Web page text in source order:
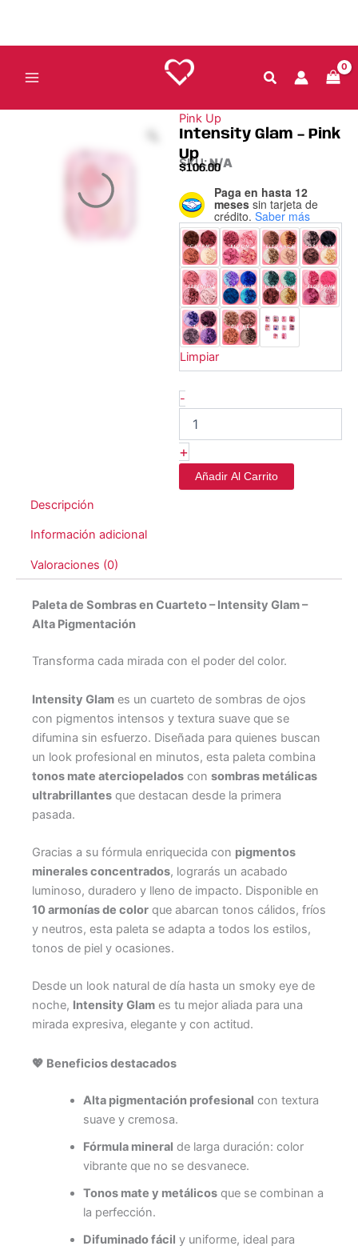
contenido
Pink Up
Intensity Glam – Pink
Up
SKU:N/A
$106.00
Paga en hasta 12
meses sin tarjeta de
crédito. Saber más
Limpiar
-
Intensity
Glam
-
Pink
Up
cantidad
+
Añadir Al Carrito
Descripción
Información adicional
Valoraciones (0)
Paleta de Sombras en Cuarteto – Intensity Glam –
Alta Pigmentación
Transforma cada mirada con el poder del color.
Intensity Glam es un cuarteto de sombras de ojos
con pigmentos intensos y textura suave que se
difumina sin esfuerzo. Diseñada para quienes buscan
un look profesional en minutos, esta paleta combina
tonos mate aterciopelados con sombras metálicas
ultrabrillantes que destacan desde la primera
pasada.
Gracias a su fórmula enriquecida con pigmentos
minerales concentrados, lograrás un acabado
luminoso, duradero y lleno de impacto. Disponible en
10 armonías de color que abarcan tonos cálidos, fríos
y neutros, esta paleta se adapta a todos los estilos,
tonos de piel y ocasiones.
Desde un look natural de día hasta un smoky eye de
noche, Intensity Glam es tu mejor aliada para una
mirada expresiva, elegante y con actitud.
💖 Beneficios destacados
Alta pigmentación profesional con textura
suave y cremosa.
Fórmula mineral de larga duración: color
vibrante que no se desvanece.
Tonos mate y metálicosque se combinan a
la perfección.
Difuminado fácil y uniforme, ideal para